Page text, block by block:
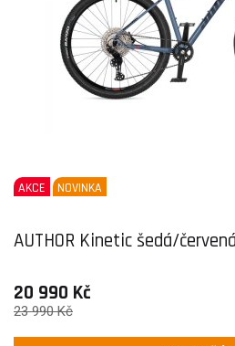
AKCE NOVINKA
AUTHOR Kinetic šedá/
20 990 Kč
23 990 Kč